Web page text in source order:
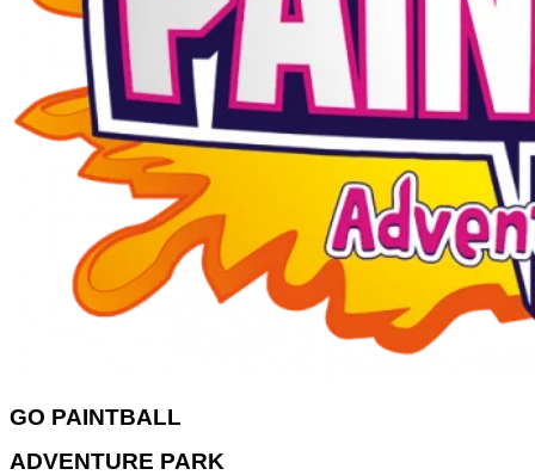
GO PAINTBALL
ADVENTURE PARK